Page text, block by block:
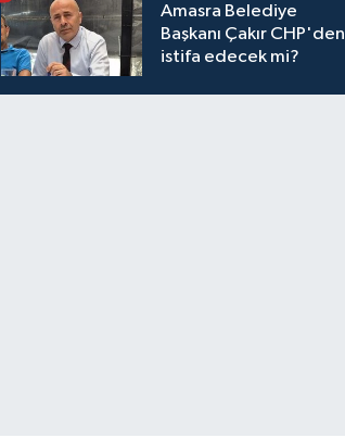
Amasra Belediye
Başkanı Çakır CHP'den
istifa edecek mi?